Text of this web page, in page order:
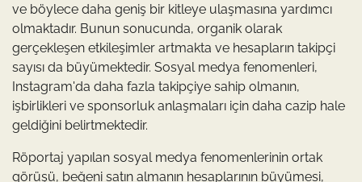
ve böylece daha geniş bir kitleye ulaşmasına yardımcı
olmaktadır. Bunun sonucunda, organik olarak
gerçekleşen etkileşimler artmakta ve hesapların takipçi
sayısı da büyümektedir. Sosyal medya fenomenleri,
Instagram'da daha fazla takipçiye sahip olmanın,
işbirlikleri ve sponsorluk anlaşmaları için daha cazip hale
geldiğini belirtmektedir.
Röportaj yapılan sosyal medya fenomenlerinin ortak
görüşü, beğeni satın almanın hesaplarının büyümesi,